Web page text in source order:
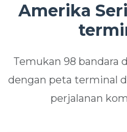
Amerika
Temukan 98 bandara
dengan peta terminal
perjalanan